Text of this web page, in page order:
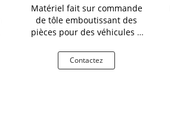
Matériel fait sur commande
de tôle emboutissant des
pièces pour des véhicules à
Contactez